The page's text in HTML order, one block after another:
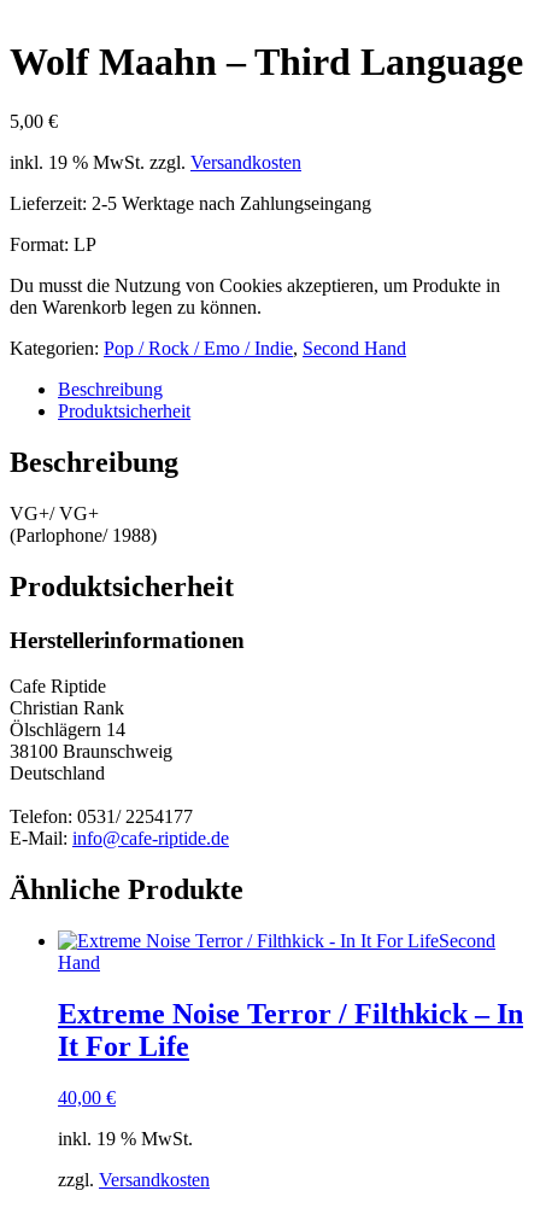
Wolf Maahn – Third Language
5,00 €
inkl. 19 % MwSt. zzgl. Versandkosten
Lieferzeit: 2-5 Werktage nach Zahlungseingang
Format: LP
Du musst die Nutzung von Cookies akzeptieren, um Produkte in
den Warenkorb legen zu können.
Kategorien: Pop / Rock / Emo / Indie, Second Hand
Beschreibung
Produktsicherheit
Beschreibung
VG+/ VG+
(Parlophone/ 1988)
Produktsicherheit
Herstellerinformationen
Cafe Riptide
Christian Rank
Ölschlägern 14
38100 Braunschweig
Deutschland
Telefon: 0531/ 2254177
E-Mail: info@cafe-riptide.de
Ähnliche Produkte
Second
Hand
Extreme Noise Terror / Filthkick – In
It For Life
40,00 €
inkl. 19 % MwSt.
zzgl. Versandkosten